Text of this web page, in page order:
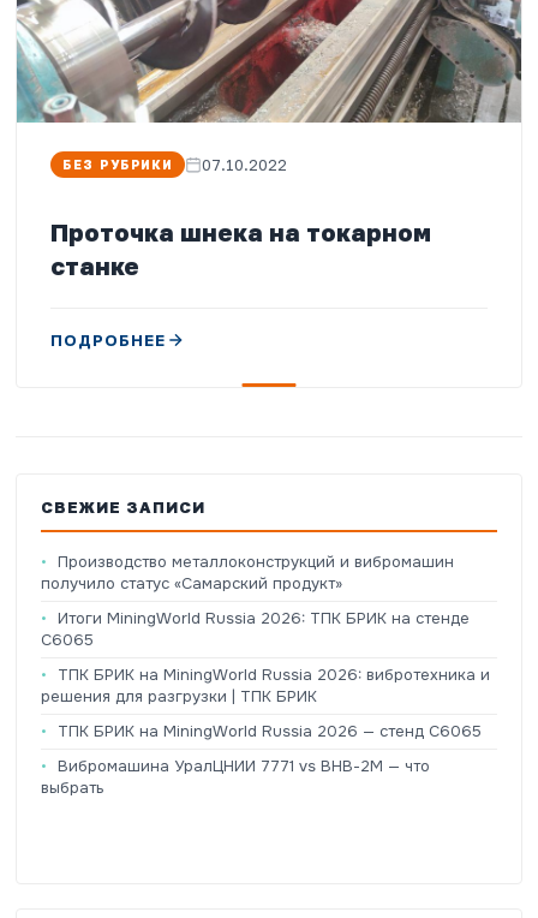
БЕЗ РУБРИКИ 07.10.2022
Проточка шнека на токарном
станке
ПОДРОБНЕЕ
СВЕЖИЕ ЗАПИСИ
Производство металлоконструкций и вибромашин
получило статус «Самарский продукт»
Итоги MiningWorld Russia 2026: ТПК БРИК на стенде
C6065
ТПК БРИК на MiningWorld Russia 2026: вибротехника и
решения для разгрузки | ТПК БРИК
ТПК БРИК на MiningWorld Russia 2026 — стенд C6065
Вибромашина УралЦНИИ 7771 vs ВНВ-2М — что
выбрать